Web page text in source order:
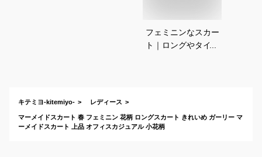
フェミニンなスカー
ト｜ロングやタイト
キテミヨ-kitemiyo- レディース
マーメイドスカート 春 フェミニン 花柄 ロングスカート きれいめ ガーリー マ
ーメイドスカート 上品 オフィスカジュアル 小花柄